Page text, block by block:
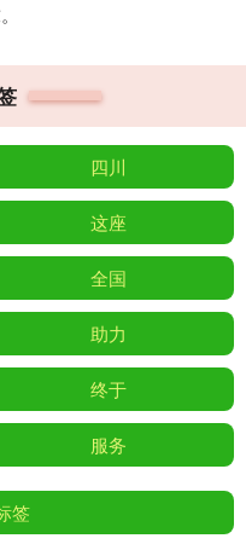
四川
这座
全国
助力
终于
服务
签